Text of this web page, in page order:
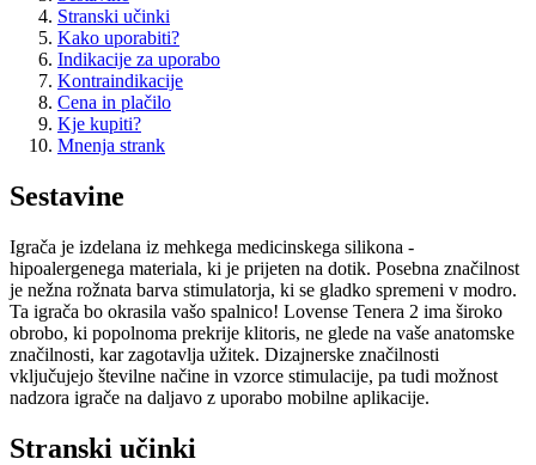
Stranski učinki
Kako uporabiti?
Indikacije za uporabo
Kontraindikacije
Cena in plačilo
Kje kupiti?
Mnenja strank
Sestavine
Igrača je izdelana iz mehkega medicinskega silikona -
hipoalergenega materiala, ki je prijeten na dotik. Posebna značilnost
je nežna rožnata barva stimulatorja, ki se gladko spremeni v modro.
Ta igrača bo okrasila vašo spalnico! Lovense Tenera 2 ima široko
obrobo, ki popolnoma prekrije klitoris, ne glede na vaše anatomske
značilnosti, kar zagotavlja užitek. Dizajnerske značilnosti
vključujejo številne načine in vzorce stimulacije, pa tudi možnost
nadzora igrače na daljavo z uporabo mobilne aplikacije.
Stranski učinki